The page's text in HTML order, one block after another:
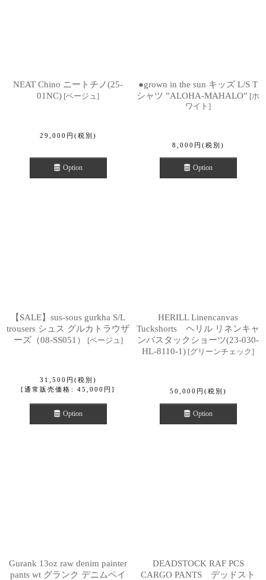
NEAT Chino ニートチノ(25-
01NC) [ベージュ ]
29,000 円 (税別)
Option
●grown in the sun キッズ L/S T
シャツ ”ALOHA-MAHALO” [ホ
ワイト ]
8,000 円 (税別)
Option
【SALE】sus-sous gurkha S/L
trousers シュス グルカトラウザ
ーズ（08-SS051）
[ベージュ ]
31,500 円 (税別)
[通常販売価格 : 45,000 円 ]
Option
HERILL Linencanvas
Tuckshorts ヘリル リネンキャ
ンバスタックショーツ(23-030-
HL-8110-1) [グリーンチェック]
50,000 円 (税別)
Option
Gurank 13oz raw denim painter
pants wt グランク デニムペイ
DEADSTOCK RAF PCS
CARGO PANTS デッドスト